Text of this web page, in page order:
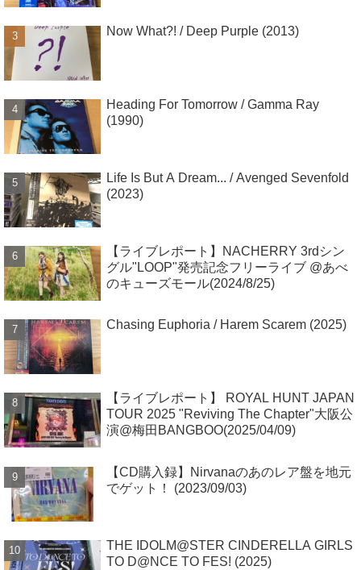
Now What?! / Deep Purple (2013)
Heading For Tomorrow / Gamma Ray
(1990)
Life Is But A Dream... / Avenged Sevenfold
(2023)
【ライブレポート】NACHERRY 3rdシン
グル"LOOP"発売記念フリーライブ @あべ
のキューズモール(2024/8/25)
Chasing Euphoria / Harem Scarem (2025)
【ライブレポート】 ROYAL HUNT JAPAN
TOUR 2025 "Reviving The Chapter"大阪公
演@梅田BANGBOO(2025/04/09)
【CD購入録】Nirvanaのあのレア盤を地元
でゲット！ (2023/09/03)
THE IDOLM@STER CINDERELLA GIRLS
TO D@NCE TO FES! (2025)